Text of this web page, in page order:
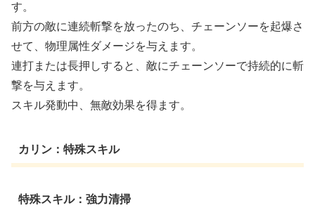
す。
前方の敵に連続斬撃を放ったのち、チェーンソーを起爆さ
せて、物理属性ダメージを与えます。
連打または長押しすると、敵にチェーンソーで持続的に斬
撃を与えます。
スキル発動中、無敵効果を得ます。
カリン：特殊スキル
特殊スキル：強力清掃